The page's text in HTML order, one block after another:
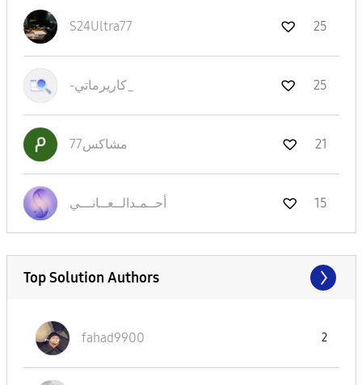
S24Ultra77 25
-كاريرماتي_ 25
مشاكس77 21
أحــمـدالــعــانـــي 15
Top Solution Authors
fahad9900 2